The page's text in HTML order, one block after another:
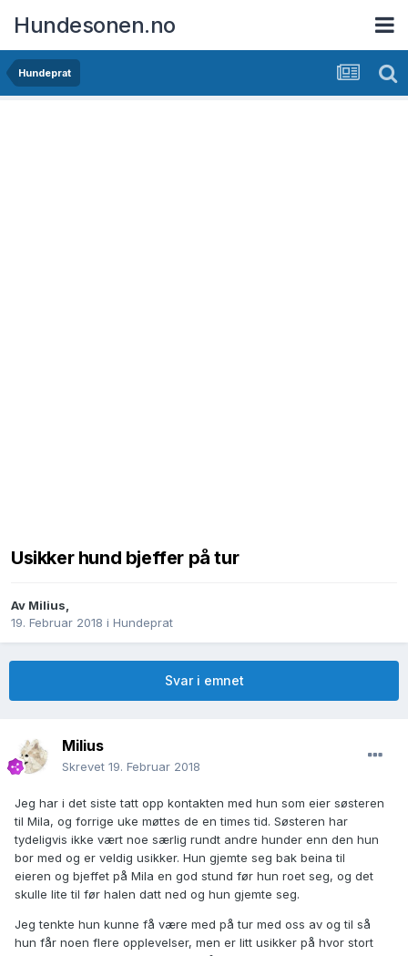
Hundesonen.no
Hundeprat
Usikker hund bjeffer på tur
Av Milius,
19. Februar 2018 i Hundeprat
Svar i emnet
Milius
Skrevet 19. Februar 2018
Jeg har i det siste tatt opp kontakten med hun som eier søsteren
til Mila, og forrige uke møttes de en times tid. Søsteren har
tydeligvis ikke vært noe særlig rundt andre hunder enn den hun
bor med og er veldig usikker. Hun gjemte seg bak beina til
eieren og bjeffet på Mila en god stund før hun roet seg, og det
skulle lite til før halen datt ned og hun gjemte seg.
Jeg tenkte hun kunne få være med på tur med oss av og til så
hun får noen flere opplevelser, men er litt usikker på hvor stort